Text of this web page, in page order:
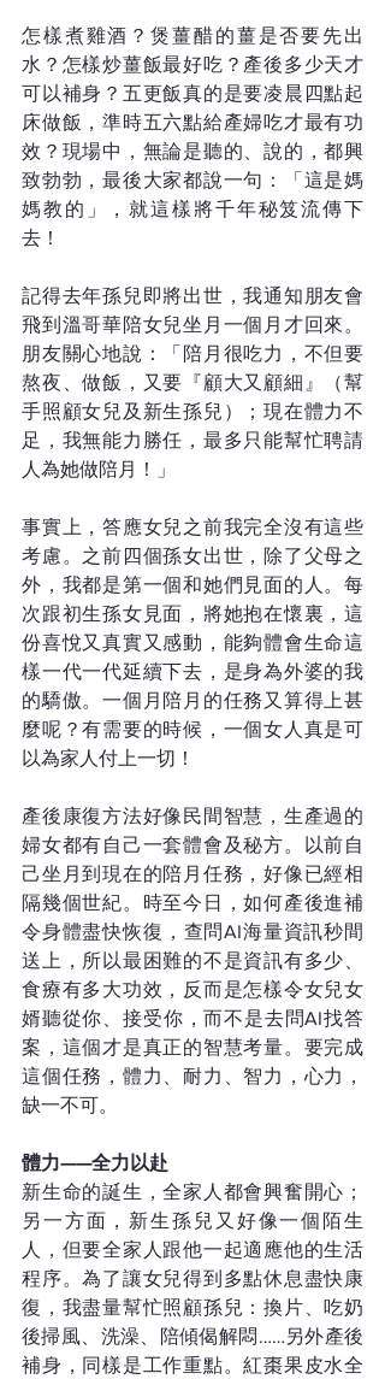
怎樣煮雞酒？煲薑醋的薑是否要先出
水？怎樣炒薑飯最好吃？產後多少天才
可以補身？五更飯真的是要凌晨四點起
床做飯，準時五六點給產婦吃才最有功
效？現場中，無論是聽的、說的，都興
致勃勃，最後大家都說一句：「這是媽
媽教的」，就這樣將千年秘笈流傳下
去！
記得去年孫兒即將出世，我通知朋友會
飛到溫哥華陪女兒坐月一個月才回來。
朋友關心地說：「陪月很吃力，不但要
熬夜、做飯，又要『顧大又顧細』（幫
手照顧女兒及新生孫兒）；現在體力不
足，我無能力勝任，最多只能幫忙聘請
人為她做陪月！」
事實上，答應女兒之前我完全沒有這些
考慮。之前四個孫女出世，除了父母之
外，我都是第一個和她們見面的人。每
次跟初生孫女見面，將她抱在懷裏，這
份喜悅又真實又感動，能夠體會生命這
樣一代一代延續下去，是身為外婆的我
的驕傲。一個月陪月的任務又算得上甚
麼呢？有需要的時候，一個女人真是可
以為家人付上一切！
產後康復方法好像民間智慧，生產過的
婦女都有自己一套體會及秘方。以前自
己坐月到現在的陪月任務，好像已經相
隔幾個世紀。時至今日，如何產後進補
令身體盡快恢復，查問AI海量資訊秒間
送上，所以最困難的不是資訊有多少、
食療有多大功效，反而是怎樣令女兒女
婿聽從你、接受你，而不是去問AI找答
案，這個才是真正的智慧考量。要完成
這個任務，體力、耐力、智力，心力，
缺一不可。
體力——全力以赴
新生命的誕生，全家人都會興奮開心；
另一方面，新生孫兒又好像一個陌生
人，但要全家人跟他一起適應他的生活
程序。為了讓女兒得到多點休息盡快康
復，我盡量幫忙照顧孫兒：換片、吃奶
後掃風、洗澡、陪傾偈解悶……另外產後
補身，同樣是工作重點。紅棗果皮水全